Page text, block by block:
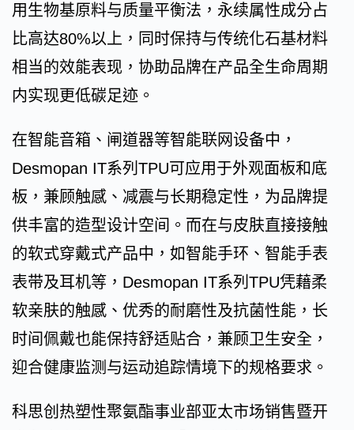
用生物基原料与质量平衡法，永续属性成分占
比高达80%以上，同时保持与传统化石基材料
相当的效能表现，协助品牌在产品全生命周期
内实现更低碳足迹。
在智能音箱、闸道器等智能联网设备中，
Desmopan IT系列TPU可应用于外观面板和底
板，兼顾触感、减震与长期稳定性，为品牌提
供丰富的造型设计空间。而在与皮肤直接接触
的软式穿戴式产品中，如智能手环、智能手表
表带及耳机等，Desmopan IT系列TPU凭藉柔
软亲肤的触感、优秀的耐磨性及抗菌性能，长
时间佩戴也能保持舒适贴合，兼顾卫生安全，
迎合健康监测与运动追踪情境下的规格要求。
科思创热塑性聚氨酯事业部亚太市场销售暨开